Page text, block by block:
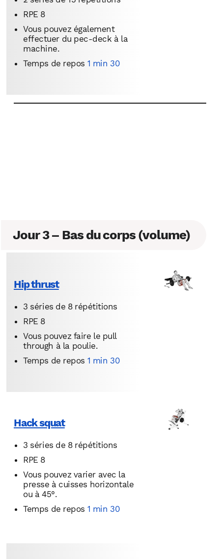
RPE 8
Vous pouvez également
effectuer du pec-deck à la
machine.
Temps de repos 1 min 30
Jour 3 – Bas du corps (volume)
Hip thrust
3 séries de 8 répétitions
RPE 8
Vous pouvez faire le pull
through à la poulie.
Temps de repos 1 min 30
Hack squat
3 séries de 8 répétitions
RPE 8
Vous pouvez varier avec la
presse à cuisses horizontale
ou à 45°.
Temps de repos 1 min 30